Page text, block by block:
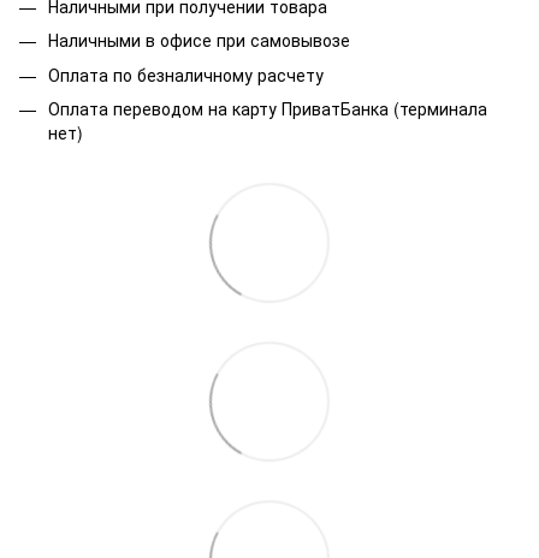
Наличными при получении товара
Наличными в офисе при самовывозе
Оплата по безналичному расчету
Оплата переводом на карту ПриватБанка (терминала
нет)